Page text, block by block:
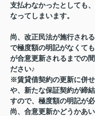
支払わなかったとしても
なってしまいます。
尚、改正民法が施行され
で極度額の明記がなくて
が合意更新されるまでの
ださい♪
※賃貸借契約の更新に併
や、新たな保証契約が締
すので、極度額の明記が必
尚、合意更新かどうかあ